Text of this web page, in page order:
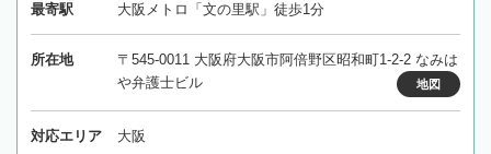
最寄駅 大阪メトロ「文の里駅」徒歩1分
所在地
〒545-0011 大阪府大阪市阿倍野区昭和町1-2-2 なみは
や弁護士ビル
地図
対応エリア 大阪